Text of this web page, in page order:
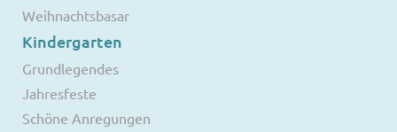
Weihnachtsbasar
Kindergarten
Grundlegendes
Jahresfeste
Schöne Anregungen